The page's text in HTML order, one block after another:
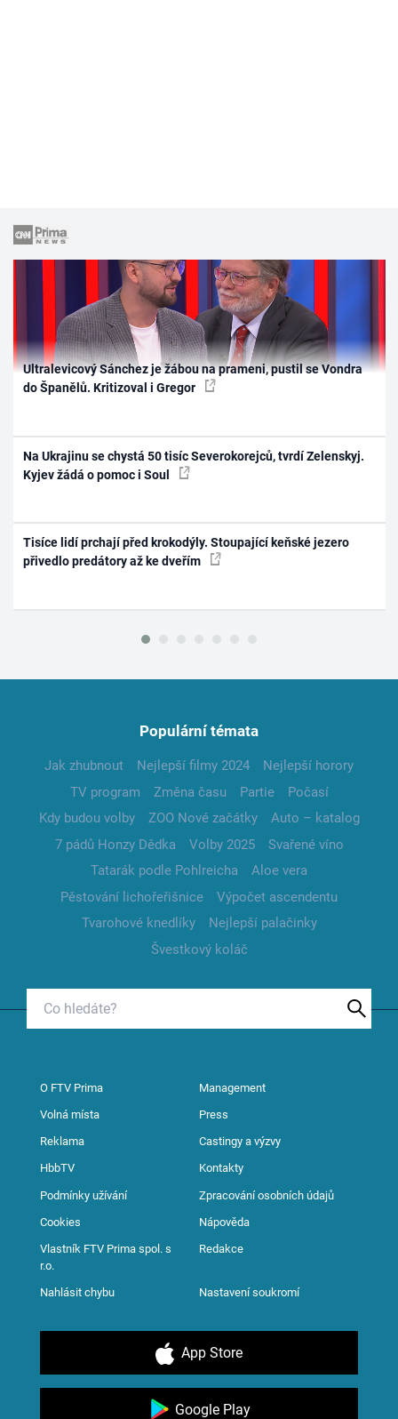
Ultralevicový Sánchez je žábou na prameni, pustil se Vondra
do Španělů. Kritizoval i Gregor
Na Ukrajinu se chystá 50 tisíc Severokorejců, tvrdí Zelenskyj.
Kyjev žádá o pomoc i Soul
Tisíce lidí prchají před krokodýly. Stoupající keňské jezero
přivedlo predátory až ke dveřím
Populární témata
Jak zhubnout Nejlepší filmy 2024
Nejlepší horory
TV program
Změna času Partie
Počasí
Kdy budou volby
ZOO Nové začátky
Auto – katalog
7 pádů Honzy Dědka
Volby 2025
Svařené víno
Tatarák podle Pohlreicha
Aloe vera
Pěstování lichořeřišnice
Výpočet ascendentu
Tvarohové knedlíky
Nejlepší palačinky
Švestkový koláč
O FTV Prima Management
Volná místa Press
Reklama Castingy a výzvy
HbbTV Kontakty
Podmínky užívání Zpracování osobních údajů
Cookies Nápověda
Vlastník FTV Prima spol. s
r.o.
Redakce
Nahlásit chybu Nastavení soukromí
App Store
Google Play